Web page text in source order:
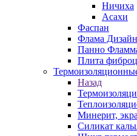
Ничиха
Асахи
Фаспан
Флама Дизайн
Панно
Плита
Назад
Минерит,
Силикат